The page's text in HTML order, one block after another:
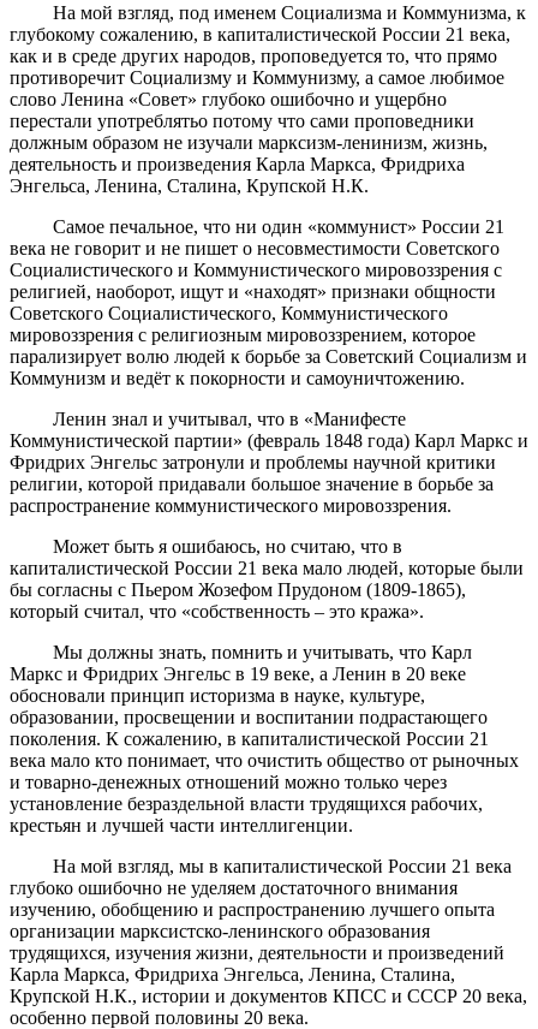
На мой взгляд, под именем Социализма и Коммунизма, к
глубокому сожалению, в капиталистической России 21 века,
как и в среде других народов, проповедуется то, что прямо
противоречит Социализму и Коммунизму, а самое любимое
слово Ленина «Совет» глубоко ошибочно и ущербно
перестали употреблятьо потому что сами проповедники
должным образом не изучали марксизм-ленинизм, жизнь,
деятельность и произведения Карла Маркса, Фридриха
Энгельса, Ленина, Сталина, Крупской Н.К.
Самое печальное, что ни один «коммунист» России 21
века не говорит и не пишет о несовместимости Советского
Социалистического и Коммунистического мировоззрения с
религией, наоборот, ищут и «находят» признаки общности
Советского Социалистического, Коммунистического
мировоззрения с религиозным мировоззрением, которое
парализирует волю людей к борьбе за Советский Социализм и
Коммунизм и ведёт к покорности и самоуничтожению.
Ленин знал и учитывал, что в «Манифесте
Коммунистической партии» (февраль 1848 года) Карл Маркс и
Фридрих Энгельс затронули и проблемы научной критики
религии, которой придавали большое значение в борьбе за
распространение коммунистического мировоззрения.
Может быть я ошибаюсь, но считаю, что в
капиталистической России 21 века мало людей, которые были
бы согласны с Пьером Жозефом Прудоном (1809-1865),
который считал, что «собственность – это кража».
Мы должны знать, помнить и учитывать, что Карл
Маркс и Фридрих Энгельс в 19 веке, а Ленин в 20 веке
обосновали принцип историзма в науке, культуре,
образовании, просвещении и воспитании подрастающего
поколения. К сожалению, в капиталистической России 21
века мало кто понимает, что очистить общество от рыночных
и товарно-денежных отношений можно только через
установление безраздельной власти трудящихся рабочих,
крестьян и лучшей части интеллигенции.
На мой взгляд, мы в капиталистической России 21 века
глубоко ошибочно не уделяем достаточного внимания
изучению, обобщению и распространению лучшего опыта
организации марксистско-ленинского образования
трудящихся, изучения жизни, деятельности и произведений
Карла Маркса, Фридриха Энгельса, Ленина, Сталина,
Крупской Н.К., истории и документов КПСС и СССР 20 века,
особенно первой половины 20 века.